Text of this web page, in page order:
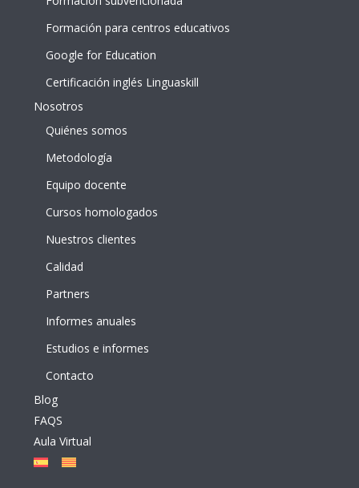
Formación para centros educativos
Google for Education
Certificación inglés Linguaskill
Nosotros
Quiénes somos
Metodología
Equipo docente
Cursos homologados
Nuestros clientes
Calidad
Partners
Informes anuales
Estudios e informes
Contacto
Blog
FAQS
Aula Virtual